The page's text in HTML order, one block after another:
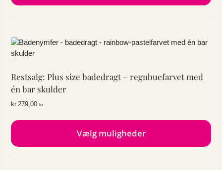
flere
varianter.
kan
vælges
varesiden
Restsalg: Plus size badedragt – regnbuefarvet med
én bar skulder
kr. 279,00 kr.
Vælg muligheder